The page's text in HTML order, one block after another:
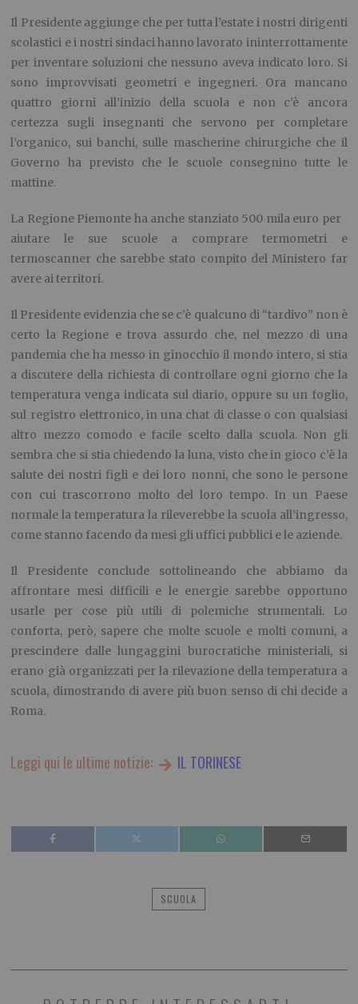
Il Presidente aggiunge che per tutta l’estate i nostri dirigenti
scolastici e i nostri sindaci hanno lavorato ininterrottamente
per inventare soluzioni che nessuno aveva indicato loro. Si
sono improvvisati geometri e ingegneri. Ora mancano
quattro giorni all’inizio della scuola e non c’è ancora
certezza sugli insegnanti che servono per completare
l’organico, sui banchi, sulle mascherine chirurgiche che il
Governo ha previsto che le scuole consegnino tutte le
mattine.
La Regione Piemonte ha anche stanziato 500 mila euro per
aiutare le sue scuole a comprare termometri e
termoscanner che sarebbe stato compito del Ministero far
avere ai territori.
Il Presidente evidenzia che se c’è qualcuno di “tardivo” non è
certo la Regione e trova assurdo che, nel mezzo di una
pandemia che ha messo in ginocchio il mondo intero, si stia
a discutere della richiesta di controllare ogni giorno che la
temperatura venga indicata sul diario, oppure su un foglio,
sul registro elettronico, in una chat di classe o con qualsiasi
altro mezzo comodo e facile scelto dalla scuola. Non gli
sembra che si stia chiedendo la luna, visto che in gioco c’è la
salute dei nostri figli e dei loro nonni, che sono le persone
con cui trascorrono molto del loro tempo. In un Paese
normale la temperatura la rileverebbe la scuola all’ingresso,
come stanno facendo da mesi gli uffici pubblici e le aziende.
Il Presidente conclude sottolineando che abbiamo da
affrontare mesi difficili e le energie sarebbe opportuno
usarle per cose più utili di polemiche strumentali. Lo
conforta, però, sapere che molte scuole e molti comuni, a
prescindere dalle lungaggini burocratiche ministeriali, si
erano già organizzati per la rilevazione della temperatura a
scuola, dimostrando di avere più buon senso di chi decide a
Roma.
Leggi qui le ultime notizie: IL TORINESE
SCUOLA